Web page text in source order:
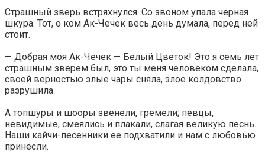
Страшный зверь встряхнулся. Со звоном упала черная
шкура. Тот, о ком Ак-Чечек весь день думала, перед ней
стоит.
— Добрая моя Ак-Чечек — Белый Цветок! Это я семь лет
страшным зверем был, это ты меня человеком сделала,
своей верностью злые чары сняла, злое колдовство
разрушила.
А топшуры и шооры звенели, гремели; певцы,
невидимые, смеялись и плакали, слагая великую песнь.
Наши кайчи-песенники ее подхватили и нам с любовью
принесли.